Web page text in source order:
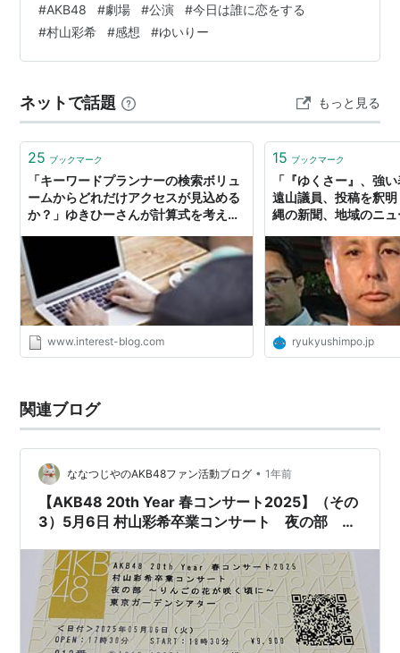
ゃん) 武藤小麟(おりん) 村山彩希(ゆいりー) 山内瑞葵(ず
っきー)－－－－－－－－－－－－－－－－－－GWの春
コンサート観覧後、5月14日の「RESET」公演を観覧し
劇…
#AKB48 #劇場 #公演 #今日は誰に恋をする
#村山彩希 #感想 #ゆいりー
ネットで話題 もっと見る
25 ブックマーク
「キーワードプランナーの検索ボリュ
ームからどれだけアクセスが見込める
か？」ゆきひーさんが計算式を考えた
www.interest-blog.com
15 ブックマーク
「『ゆくさー』、強
遠山議員、投稿を釈
縄の新聞、地域のニ
ryukyushimpo.jp
関連ブログ
ななつじやのAKB48ファン活動ブログ • 1年前
【AKB48 20th Year 春コンサート2025】（その
3）5月6日 村山彩希卒業コンサート 夜の部 〜